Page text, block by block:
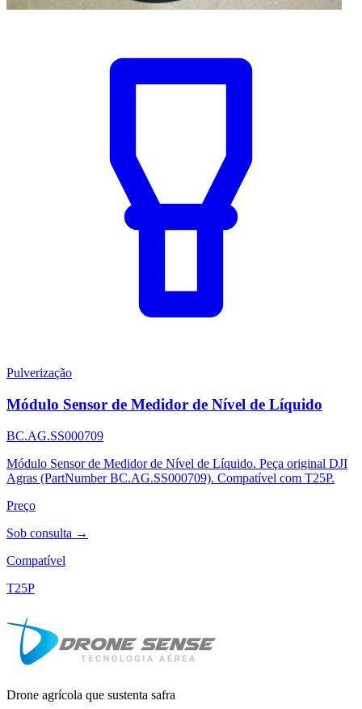
Pulverização
Módulo Sensor de Medidor de Nível de Líquido
BC.AG.SS000709
Módulo Sensor de Medidor de Nível de Líquido. Peça original DJI
Agras (PartNumber BC.AG.SS000709). Compatível com T25P.
Preço
Sob consulta →
Compatível
T25P
Drone agrícola que sustenta safra